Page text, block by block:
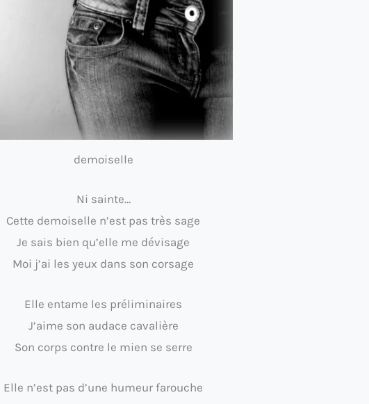
demoiselle
Ni sainte…
Cette demoiselle n’est pas très sage
Je sais bien qu’elle me dévisage
Moi j’ai les yeux dans son corsage
Elle entame les préliminaires
J’aime son audace cavalière
Son corps contre le mien se serre
Elle n’est pas d’une humeur farouche